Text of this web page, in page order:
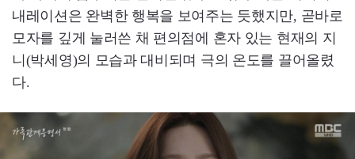
내레이션은 완벽한 행복을 보여주는 듯했지만, 곧바로
모자를 깊게 눌러쓴 채 편의점에 혼자 있는 현재의 지
니(박세영)의 모습과 대비되며 극의 온도를 끌어올렸
다.